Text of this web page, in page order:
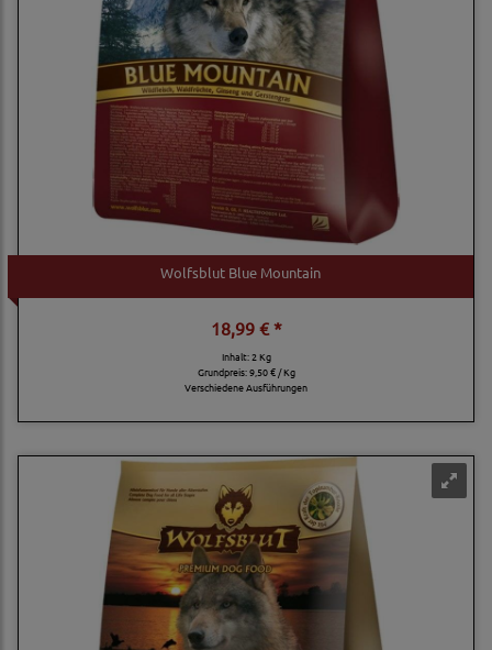
Wolfsblut Blue Mountain
18,99 € *
Inhalt: 2 Kg
Grundpreis:9,50 € / Kg
Verschiedene Ausführungen